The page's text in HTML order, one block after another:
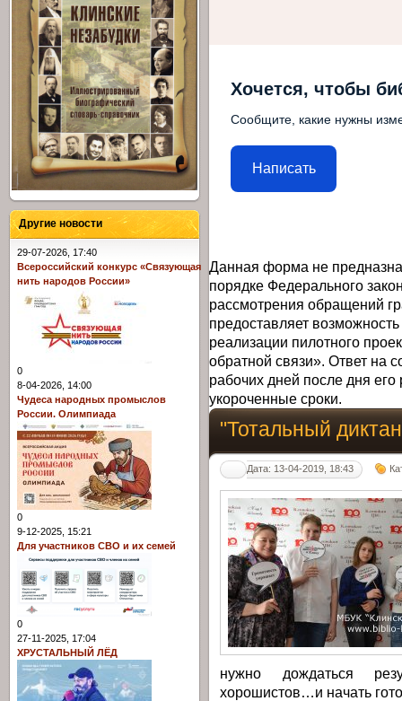
Хочется, чтобы
Сообщите, какие нужны
Написать
Данная форма не
порядке Федерального
рассмотрения обращений
предоставляет
реализации пилотного
обратной связи». Ответ на
рабочих дней после дня
укороченные сроки.
"Тотальный
Дата: 13-04-2019, 18:43
нужно дождаться
хорошистов…и начать
Другие новости
29-07-2026, 17:40
Всероссийский конкурс «Связующая
нить народов России»
0
8-04-2026, 14:00
Чудеса народных промыслов
России. Олимпиада
0
9-12-2025, 15:21
Для участников СВО и их семей
0
27-11-2025, 17:04
ХРУСТАЛЬНЫЙ ЛЁД